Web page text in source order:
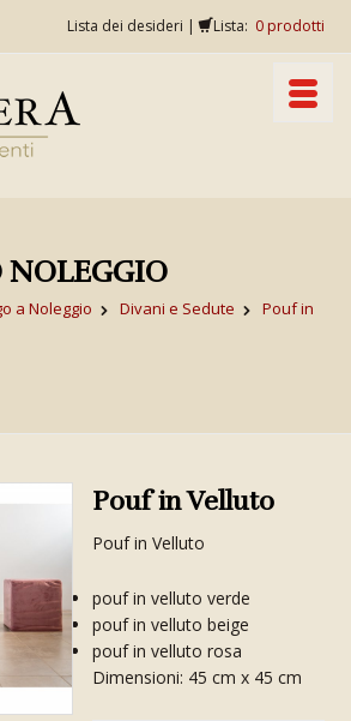
Lista dei desideri | Lista: 0prodotti
NOLEGGIO
a Noleggio Divani e Sedute
Pouf in
Pouf in Velluto
Pouf in Velluto
pouf in velluto verde
pouf in velluto beige
pouf in velluto rosa
Dimensioni: 45 cm x 45 cm